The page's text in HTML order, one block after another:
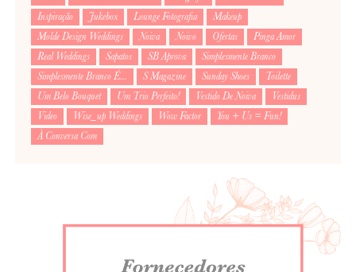
Inspiração
Jukebox Lounge Fotografia
Makeup
Molde Design Weddings
Noiva Noivo Ofertas
Pinga Amor
Real Weddings
Sapatos SB Aprova
Simplesmente Branco
Simplesmente Branco É...
S Magazine Sunday Shoes
Toilette
Um Belo Bouquet
Um Trio Perfeito! Vestido De Noiva
Vestidus
Video
Wise_up Weddings Wow Factor
You + Us = Fun!
À Conversa Com